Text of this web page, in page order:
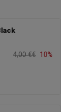
4,00 €€ 10%